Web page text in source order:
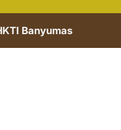
Banyumas